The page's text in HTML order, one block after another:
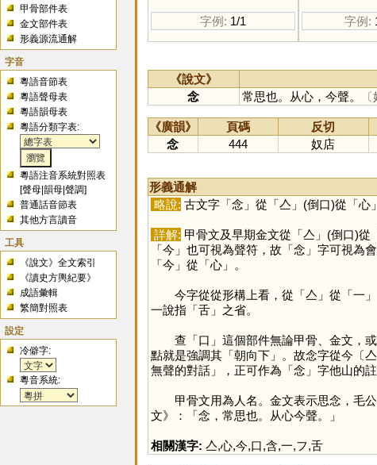
甲骨部件表
金文部件表
形義源流通解
字音
粵語音節表
粵語聲母表
粵語韻母表
粵語分類字表:
粵語注音系統對照表
[聲母 |韻母 |聲調]
普通話音節表
其他方言讀音
工具
《說文》全文索引
《讀史方輿紀要》
成語彙輯
繁簡對照表
設定
冷僻字:
粵音系統:
字例: 1/1 字例:
《說文》
念
常思也。从心，今聲。
《廣韻》 頁碼 反切
念
444 奴店
形義通解
略說: 古文字「念 」從「亼」(倒口)從「心
詳解: 甲骨文及早期金文從「亼」(倒口)從
「今」也可視為聲符，故「念 」字可視為
「今」從「心」。
今字從從形構上看，從「亼」從「一
一說指「舌」之省。
查「口 」這個部件無論甲骨、金文，
點就是強調其「朝向下」。故念字從今〔
無聲的對話」，正可作為「念 」字他山的註
甲骨文用為人名。金文表示思念，毛公
文》：「念，常思也。从心今聲。」
相關漢字: 亼,心,今,口,含,一,フ,舌